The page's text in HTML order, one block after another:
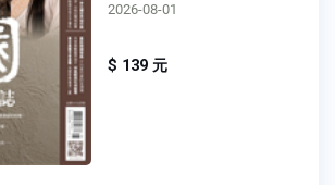
2026-08-01
$ 139 元